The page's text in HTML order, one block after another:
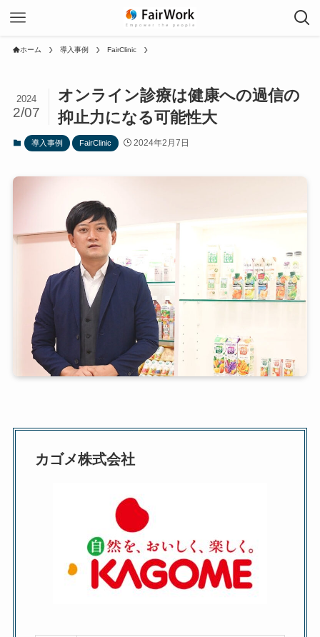
ホーム 導入事例 FairClinic
オンライン診療は健康への過信の
抑止力になる可能性大
2024
2/07
導入事例 FairClinic 2024年2月7日
カゴメ株式会社